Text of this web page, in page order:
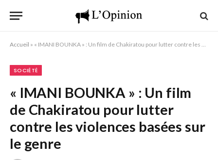
Accueil » « IMANI BOUNKA » : Un film de Chakiratou pour lutter contre les violences basées sur le genre
SOCIÉTÉ
« IMANI BOUNKA » : Un film
de Chakiratou pour lutter
contre les violences basées sur
le genre